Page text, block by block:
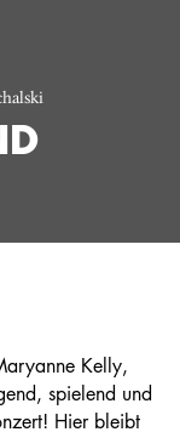
Kelly,
spielend und
Hier bleibt